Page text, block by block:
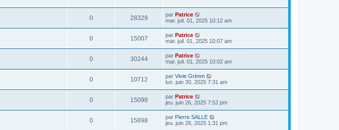
0 28329 par Patrice
mar. juil. 01, 2025 10:12 am
0 15007 par Patrice
mar. juil. 01, 2025 10:07 am
0 30244 par Patrice
mar. juil. 01, 2025 10:02 am
0 10712 par Vivie Grimm
lun. juin 30, 2025 7:31 am
0 15098 par Patrice
jeu. juin 26, 2025 7:52 pm
0 15898 par Pierre SALLE
jeu. juin 26, 2025 1:31 pm